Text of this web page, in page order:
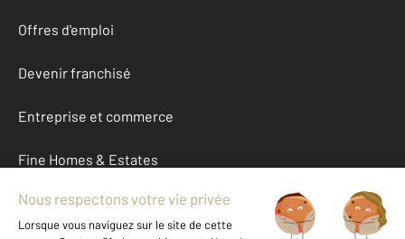
Offres d'emploi
Devenir franchisé
Entreprise et commerce
Fine Homes & Estates
À propos